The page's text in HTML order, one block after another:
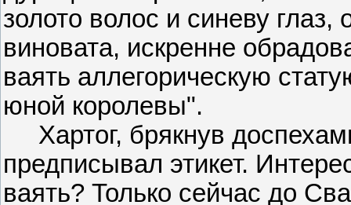
золото волос и синеву
виновата, искренне
ваять аллегорическую
юной королевы".
Хартог, брякнув
предписывал этикет.
ваять? Только сейчас до